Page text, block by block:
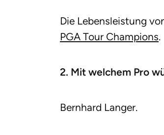
Die Lebensleistung
PGA Tour Champions.
2. Mit welchem Pro
Bernhard Langer.